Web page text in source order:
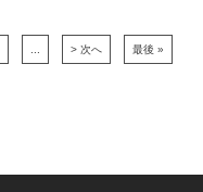
> 次へ 最後 »